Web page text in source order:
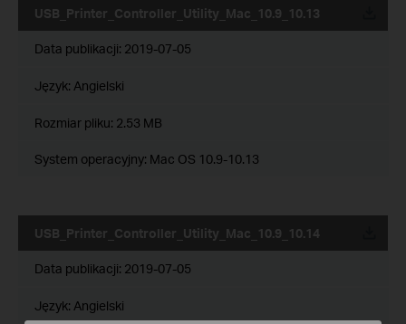
USB_Printer_Controller_Utility_Mac_10.9_10.13
Data publikacji: 2019-07-05
Język: Angielski
Rozmiar pliku: 2.53 MB
System operacyjny: Mac OS 10.9-10.13
USB_Printer_Controller_Utility_Mac_10.9_10.14
Data publikacji: 2019-07-05
Język: Angielski